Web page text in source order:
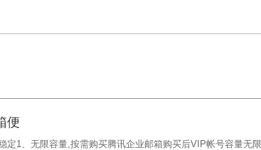
便
1、无限容量,按需购买腾讯企业邮箱购买后VIP帐号容量无限